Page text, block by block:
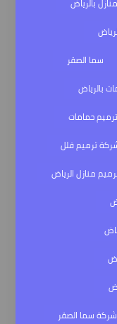
سما الصقر
بالرياض
حمامات
ترميم فلل
منازل الرياض
شركة سما الصقر